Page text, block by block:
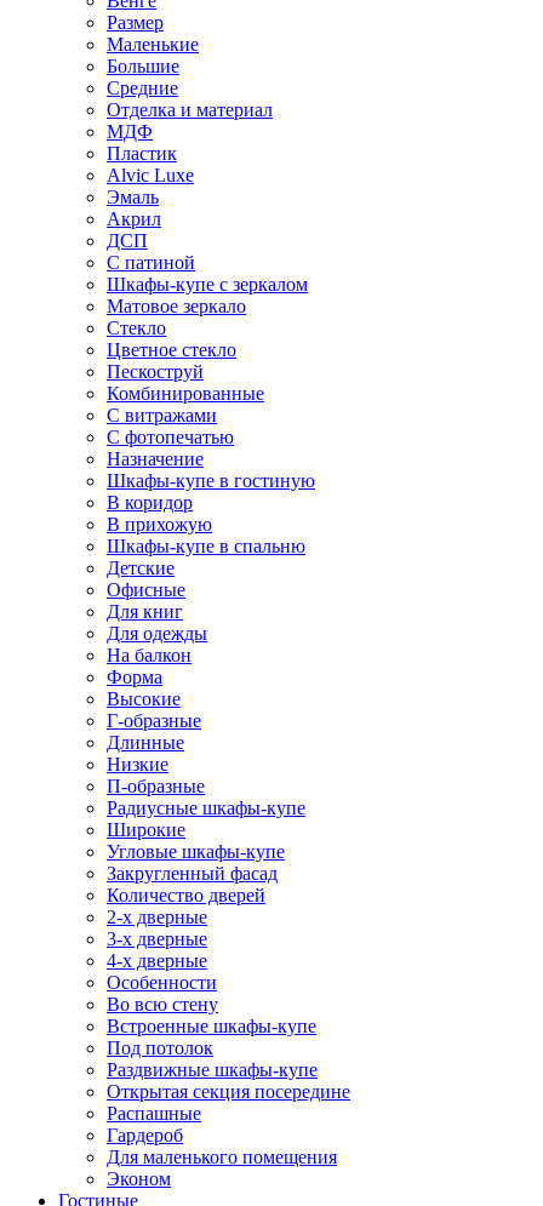
Размер
Маленькие
Большие
Средние
Отделка и материал
МДФ
Пластик
Alvic Luxe
Эмаль
Акрил
ДСП
С патиной
Шкафы-купе с зеркалом
Матовое зеркало
Стекло
Цветное стекло
Пескоструй
Комбинированные
С витражами
С фотопечатью
Назначение
Шкафы-купе в гостиную
В коридор
В прихожую
Шкафы-купе в спальню
Детские
Офисные
Для книг
Для одежды
На балкон
Форма
Высокие
Г-образные
Длинные
Низкие
П-образные
Радиусные шкафы-купе
Широкие
Угловые шкафы-купе
Закругленный фасад
Количество дверей
2-х дверные
3-х дверные
4-х дверные
Особенности
Во всю стену
Встроенные шкафы-купе
Под потолок
Раздвижные шкафы-купе
Открытая секция посередине
Распашные
Гардероб
Для маленького помещения
Эконом
Гостиные